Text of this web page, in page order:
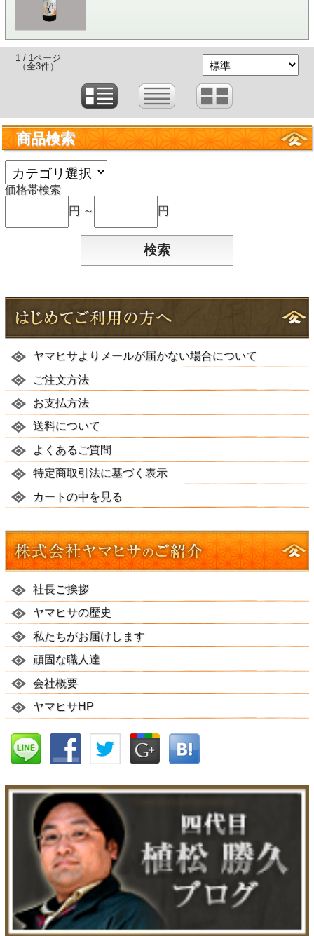
1 / 1ページ
（全3件）
商品検索
価格帯検索
円 ～
円
ヤマヒサよりメールが届かない場合について
ご注文方法
お支払方法
送料について
よくあるご質問
特定商取引法に基づく表示
カートの中を見る
社長ご挨拶
ヤマヒサの歴史
私たちがお届けします
頑固な職人達
会社概要
ヤマヒサHP